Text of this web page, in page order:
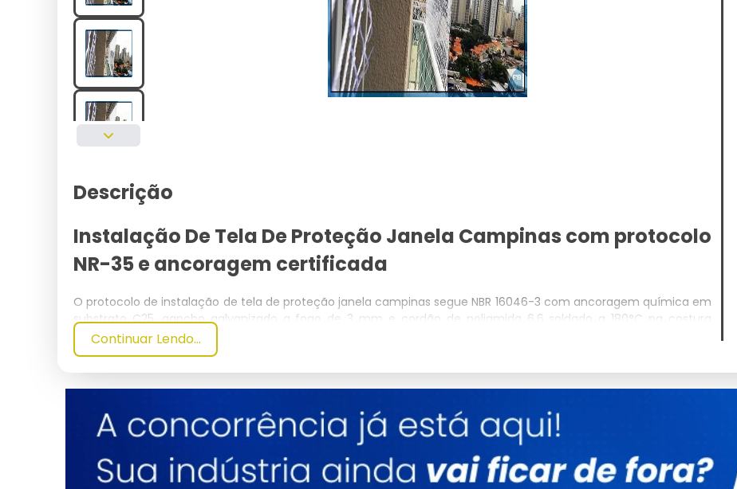
Descrição
Instalação De Tela De Proteção Janela Campinas com protocolo
NR-35 e ancoragem certificada
O protocolo de instalação de tela de proteção janela campinas segue NBR 16046-3 com ancoragem química em
substrato C25, gancho galvanizado a fogo de 3 mm e cordão de poliamida 6.6 soldado a 180°C na costura
perimetral.
estrutura e mantém o OEE do sistema de contenção coletiva em regime contínuo com baixa manutenção
corretiva.
Para aplicação industrial em mezaninos, quadras cobertas e galpões com pé-direito superior a 6 m, a instalação
prevê cabo de aço galvanizado de 4.8 mm perimetral com carga de ruptura superior a 1.850 kgf, esticadores de
Continuar Lendo...